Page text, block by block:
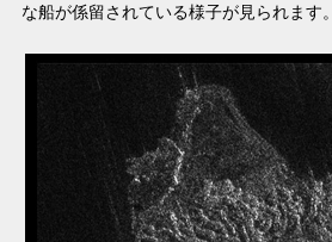
な船が係留されている様子が見られます。